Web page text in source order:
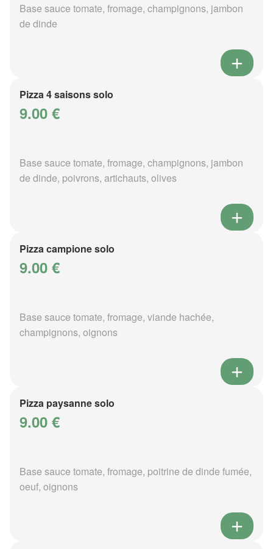
Base sauce tomate, fromage, champignons, jambon
de dinde
Pizza 4 saisons solo
9.00 €
Base sauce tomate, fromage, champignons, jambon
de dinde, poivrons, artichauts, olives
Pizza campione solo
9.00 €
Base sauce tomate, fromage, viande hachée,
champignons, oignons
Pizza paysanne solo
9.00 €
Base sauce tomate, fromage, poitrine de dinde fumée,
oeuf, oignons